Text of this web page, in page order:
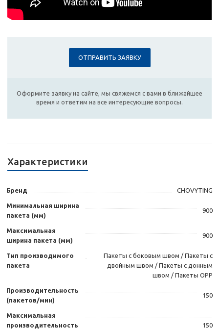
ОТПРАВИТЬ ЗАЯВКУ
Оформите заявку на сайте, мы свяжемся с вами в ближайшее
время и ответим на все интересующие вопросы.
Характеристики
Бренд CHOVYTING
Минимальная ширина
пакета (мм)
900
Максимальная
ширина пакета (мм)
900
Тип производимого
пакета
Пакеты с боковым швом / Пакеты с
двойным швом / Пакеты с донным
швом / Пакеты OPP
Производительность
(пакетов/мин)
150
Максимальная
производительность
150